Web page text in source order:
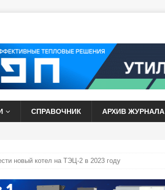
СПРАВОЧНИК АРХИВ ЖУРНАЛА
новый котел на ТЭЦ-2 в 2023 году